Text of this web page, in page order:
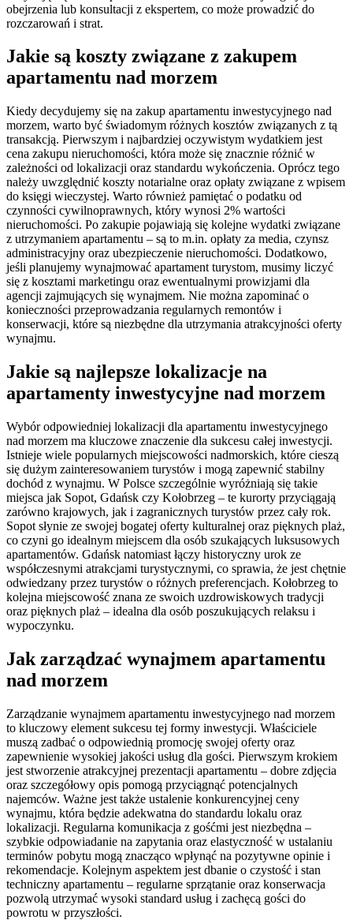
obejrzenia lub konsultacji z ekspertem, co może prowadzić do
rozczarowań i strat.
Jakie są koszty związane z zakupem
apartamentu nad morzem
Kiedy decydujemy się na zakup apartamentu inwestycyjnego nad
morzem, warto być świadomym różnych kosztów związanych z tą
transakcją. Pierwszym i najbardziej oczywistym wydatkiem jest
cena zakupu nieruchomości, która może się znacznie różnić w
zależności od lokalizacji oraz standardu wykończenia. Oprócz tego
należy uwzględnić koszty notarialne oraz opłaty związane z wpisem
do księgi wieczystej. Warto również pamiętać o podatku od
czynności cywilnoprawnych, który wynosi 2% wartości
nieruchomości. Po zakupie pojawiają się kolejne wydatki związane
z utrzymaniem apartamentu – są to m.in. opłaty za media, czynsz
administracyjny oraz ubezpieczenie nieruchomości. Dodatkowo,
jeśli planujemy wynajmować apartament turystom, musimy liczyć
się z kosztami marketingu oraz ewentualnymi prowizjami dla
agencji zajmujących się wynajmem. Nie można zapominać o
konieczności przeprowadzania regularnych remontów i
konserwacji, które są niezbędne dla utrzymania atrakcyjności oferty
wynajmu.
Jakie są najlepsze lokalizacje na
apartamenty inwestycyjne nad morzem
Wybór odpowiedniej lokalizacji dla apartamentu inwestycyjnego
nad morzem ma kluczowe znaczenie dla sukcesu całej inwestycji.
Istnieje wiele popularnych miejscowości nadmorskich, które cieszą
się dużym zainteresowaniem turystów i mogą zapewnić stabilny
dochód z wynajmu. W Polsce szczególnie wyróżniają się takie
miejsca jak Sopot, Gdańsk czy Kołobrzeg – te kurorty przyciągają
zarówno krajowych, jak i zagranicznych turystów przez cały rok.
Sopot słynie ze swojej bogatej oferty kulturalnej oraz pięknych plaż,
co czyni go idealnym miejscem dla osób szukających luksusowych
apartamentów. Gdańsk natomiast łączy historyczny urok ze
współczesnymi atrakcjami turystycznymi, co sprawia, że jest chętnie
odwiedzany przez turystów o różnych preferencjach. Kołobrzeg to
kolejna miejscowość znana ze swoich uzdrowiskowych tradycji
oraz pięknych plaż – idealna dla osób poszukujących relaksu i
wypoczynku.
Jak zarządzać wynajmem apartamentu
nad morzem
Zarządzanie wynajmem apartamentu inwestycyjnego nad morzem
to kluczowy element sukcesu tej formy inwestycji. Właściciele
muszą zadbać o odpowiednią promocję swojej oferty oraz
zapewnienie wysokiej jakości usług dla gości. Pierwszym krokiem
jest stworzenie atrakcyjnej prezentacji apartamentu – dobre zdjęcia
oraz szczegółowy opis pomogą przyciągnąć potencjalnych
najemców. Ważne jest także ustalenie konkurencyjnej ceny
wynajmu, która będzie adekwatna do standardu lokalu oraz
lokalizacji. Regularna komunikacja z gośćmi jest niezbędna –
szybkie odpowiadanie na zapytania oraz elastyczność w ustalaniu
terminów pobytu mogą znacząco wpłynąć na pozytywne opinie i
rekomendacje. Kolejnym aspektem jest dbanie o czystość i stan
techniczny apartamentu – regularne sprzątanie oraz konserwacja
pozwolą utrzymać wysoki standard usług i zachęcą gości do
powrotu w przyszłości.